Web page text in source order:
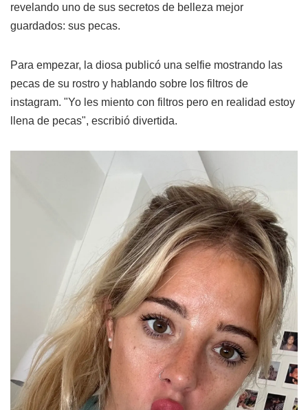
revelando uno de sus secretos de belleza mejor
guardados: sus pecas.
Para empezar, la diosa publicó una selfie mostrando las
pecas de su rostro y hablando sobre los filtros de
instagram. "Yo les miento con filtros pero en realidad estoy
llena de pecas", escribió divertida.